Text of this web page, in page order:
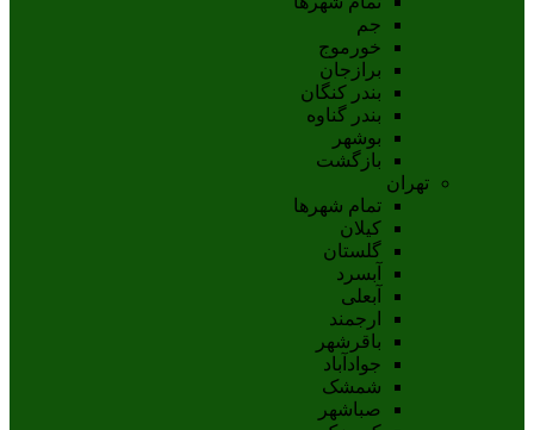
جم
خورموج
برازجان
بندر کنگان
بندر گناوه
بوشهر
بازگشت
تهران
تمام شهر‌ها
کیلان
گلستان
آبسرد
آبعلی
ارجمند
باقرشهر
جوادآباد
شمشک
صباشهر